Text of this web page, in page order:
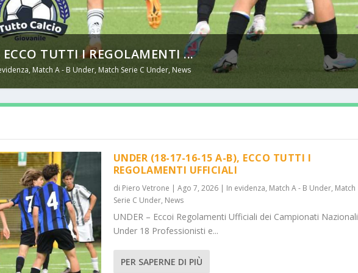
TUTTI I REGOLAMENTI ...
,Match A - B Under,Match Serie C Under,News
UNDER (18-17-16-15 A-B), ECCO TUTTI I
REGOLAMENTI UFFICIALI
di Piero Vetrone | Ago 7, 2026| In evidenza, Match A - B Under, Match
Serie C Under, News
UNDER – Eccoi Regolamenti Ufficiali dei Campionati Nazionali
Under 18 Professionisti e...
PER SAPERNE DI PIÙ